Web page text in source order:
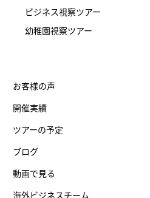
ビジネス視察ツアー
幼稚園視察ツアー
お客様の声
開催実績
ツアーの予定
ブログ
動画で見る
海外ビジネスチーム